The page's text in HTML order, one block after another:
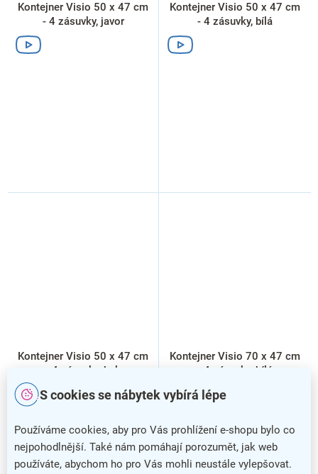
S cookies se nábytek vybírá lépe
Používáme cookies, aby pro Vás prohlížení e-shopu bylo co
nejpohodlnější. Také nám pomáhají porozumět, jak web
používáte, abychom ho pro Vás mohli neustále vylepšovat.
Kontejner Visio 50 x 47 cm
- 4 zásuvky, javor
Kontejner Visio 50 x 47 cm
- 4 zásuvky, bílá
Kontejner Visio 50 x 47 cm
- 4 zásuvky, buk
Kontejner Visio 70 x 47 cm
- 4 zásuvky, bílá